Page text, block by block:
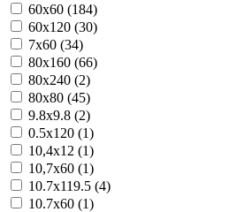
60x60 (184)
60х120 (30)
7x60 (34)
80x160 (66)
80x240 (2)
80x80 (45)
9.8x9.8 (2)
0.5x120 (1)
10,4x12 (1)
10,7x60 (1)
10.7x119.5 (4)
10.7x60 (1)